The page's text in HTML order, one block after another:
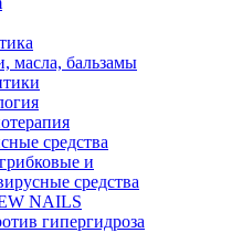
масла, бальзамы
средства
и
средства
NAILS
гипергидроза